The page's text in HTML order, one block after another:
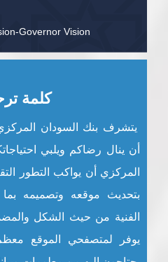
Governor Vision
كلمة
يتشرف بنك السودان
أن ينال رضاكم ويلبي
المركزي أن يواكب التطور
بتحديث موقعه وتصميمه بما
الفنية من حيث الشكل
يوفر لمتصفحي الموقع